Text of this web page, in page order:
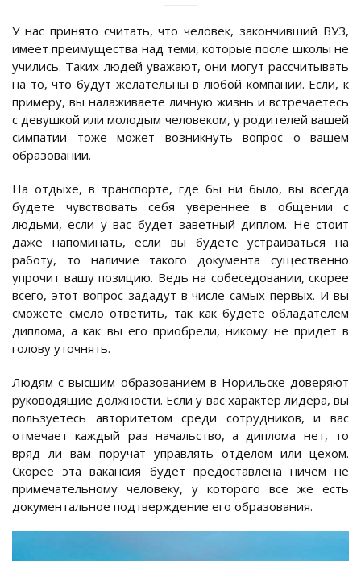
У нас принято считать, что человек, закончивший ВУЗ,
имеет преимущества над теми, которые после школы не
учились. Таких людей уважают, они могут рассчитывать
на то, что будут желательны в любой компании. Если, к
примеру, вы налаживаете личную жизнь и встречаетесь
с девушкой или молодым человеком, у родителей вашей
симпатии тоже может возникнуть вопрос о вашем
образовании.
На отдыхе, в транспорте, где бы ни было, вы всегда
будете чувствовать себя увереннее в общении с
людьми, если у вас будет заветный диплом. Не стоит
даже напоминать, если вы будете устраиваться на
работу, то наличие такого документа существенно
упрочит вашу позицию. Ведь на собеседовании, скорее
всего, этот вопрос зададут в числе самых первых. И вы
сможете смело ответить, так как будете обладателем
диплома, а как вы его приобрели, никому не придет в
голову уточнять.
Людям с высшим образованием в Норильске доверяют
руководящие должности. Если у вас характер лидера, вы
пользуетесь авторитетом среди сотрудников, и вас
отмечает каждый раз начальство, а диплома нет, то
вряд ли вам поручат управлять отделом или цехом.
Скорее эта вакансия будет предоставлена ничем не
примечательному человеку, у которого все же есть
документальное подтверждение его образования.